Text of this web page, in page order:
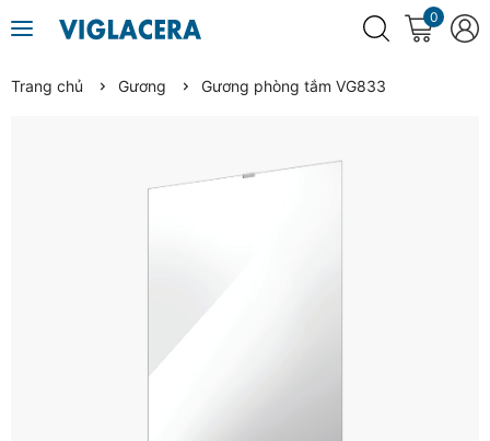
0
Trang chủ Gương Gương phòng tắm VG833